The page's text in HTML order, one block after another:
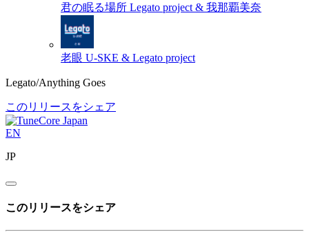
君の眠る場所 Legato project & 我那覇美奈
老眼 U-SKE & Legato project
Legato/Anything Goes
このリリースをシェア
EN
JP
このリリースをシェア